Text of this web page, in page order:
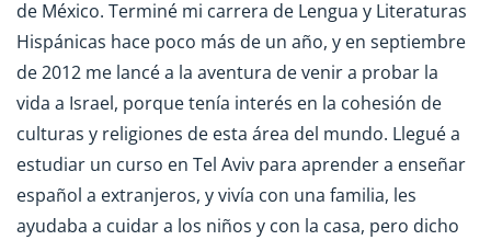
de México. Terminé mi carrera de Lengua y Literaturas
Hispánicas hace poco más de un año, y en septiembre
de 2012 me lancé a la aventura de venir a probar la
vida a Israel, porque tenía interés en la cohesión de
culturas y religiones de esta área del mundo. Llegué a
estudiar un curso en Tel Aviv para aprender a enseñar
español a extranjeros, y vivía con una familia, les
ayudaba a cuidar a los niños y con la casa, pero dicho